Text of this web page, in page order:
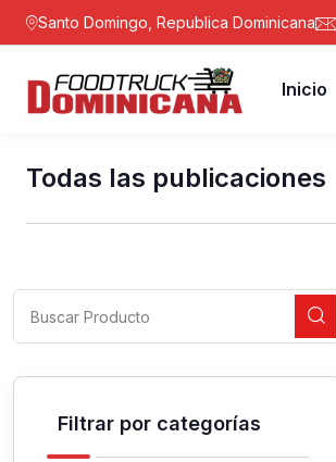
Santo Domingo, Republica Dominicana
Inicio
Todas las publicaciones
Filtrar por categorías